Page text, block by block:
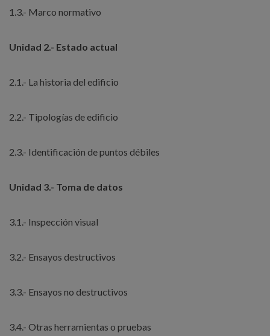
1.3.- Marco normativo
Unidad 2.- Estado actual
2.1.- La historia del edificio
2.2.- Tipologías de edificio
2.3.- Identificación de puntos débiles
Unidad 3.- Toma de datos
3.1.- Inspección visual
3.2.- Ensayos destructivos
3.3.- Ensayos no destructivos
3.4.- Otras herramientas o pruebas